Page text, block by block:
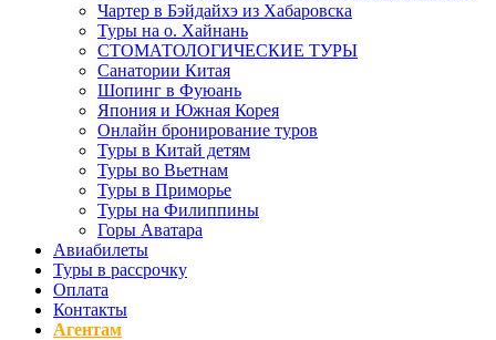
Чартер в Бэйдайхэ из Хабаровска
Туры на о. Хайнань
СТОМАТОЛОГИЧЕСКИЕ ТУРЫ
Санатории Китая
Шопинг в Фуюань
Япония и Южная Корея
Онлайн бронирование туров
Туры в Китай детям
Туры во Вьетнам
Туры в Приморье
Туры на Филиппины
Горы Аватара
Авиабилеты
Туры в рассрочку
Оплата
Контакты
Агентам